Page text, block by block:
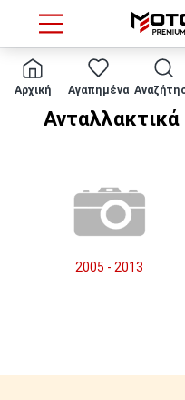
Αρχική Αγαπημένα
HOME Μάρκα/
Ανταλλακτικά
2005 - 2013